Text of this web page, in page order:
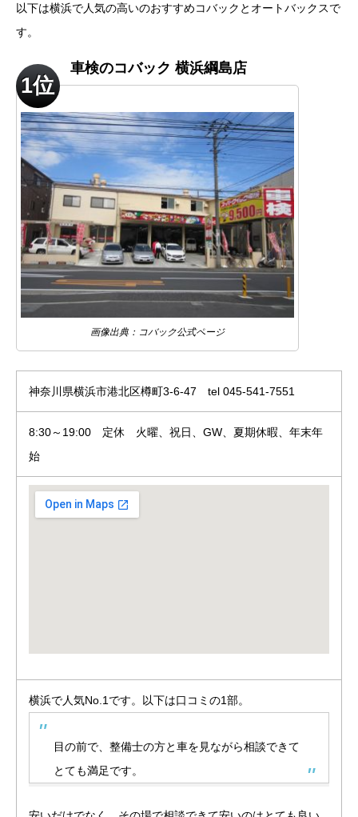
以下は横浜で人気の高いのおすすめコバックとオートバックスで
す。
1位
車検のコバック 横浜綱島店
画像出典：コバック公式ページ
神奈川県横浜市港北区樽町3-6-47 tel 045-541-7551
8:30～19:00 定休 火曜、祝日、GW、夏期休暇、年末年
始
横浜で人気No.1です。以下は口コミの1部。
目の前で、整備士の方と車を見ながら相談できて
とても満足です。